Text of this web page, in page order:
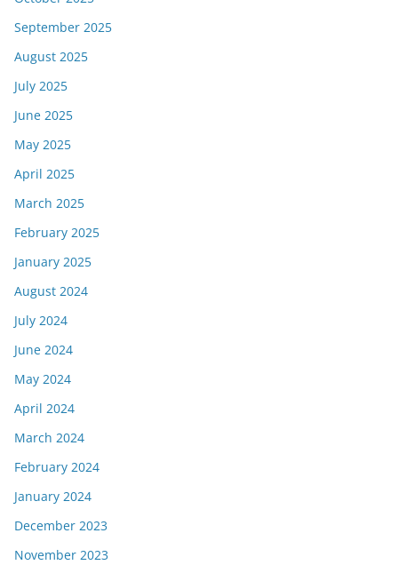
September 2025
August 2025
July 2025
June 2025
May 2025
April 2025
March 2025
February 2025
January 2025
August 2024
July 2024
June 2024
May 2024
April 2024
March 2024
February 2024
January 2024
December 2023
November 2023